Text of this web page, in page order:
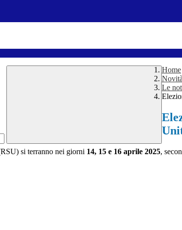
Home
Novità
Le
si terranno nei giorni 14, 15 e 16 aprile 2025,